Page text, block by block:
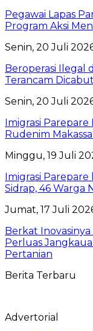
Pegawai Lapas
Program Aksi
Senin, 20 Juli
Beroperasi Ilegal
Terancam Dicabut
Senin, 20 Juli
Imigrasi
Rudenim
Minggu, 19 Juli
Imigrasi Parepare
Sidrap, 46 Warga
Jumat, 17 Juli
Berkat Inovasinya
Perluas
Pertanian
Berita Terbaru
Advertorial